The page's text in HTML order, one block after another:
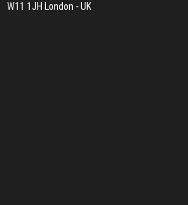
W11 1JH London - UK